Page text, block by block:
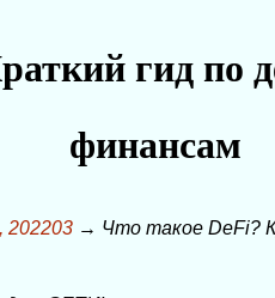
гид по
финансам
202203 → Что такое DeFi?